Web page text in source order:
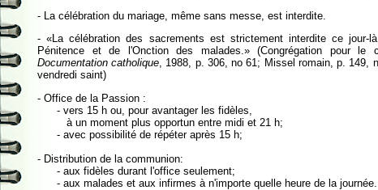
- La célébration du mariage, même sans messe, est interdite.
- «La célébration des sacrements est strictement interdite ce jour-
Pénitence et de l'Onction des malades.» (Congrégation pour le
Documentation catholique, 1988, p. 306, no 61; Missel romain, p. 149,
vendredi saint)
- Office de la Passion :
- vers 15 h ou, pour avantager les fidèles,
à un moment plus opportun entre midi et 21 h;
- avec possibilité de répéter après 15 h;
- Distribution de la communion:
- aux fidèles durant l'office seulement;
- aux malades et aux infirmes à n'importe quelle heure de la journée.